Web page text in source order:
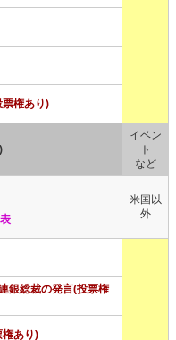
票権あり)
イベン
ト
など
米国以
外
銀総裁の発言(投票権
あり)